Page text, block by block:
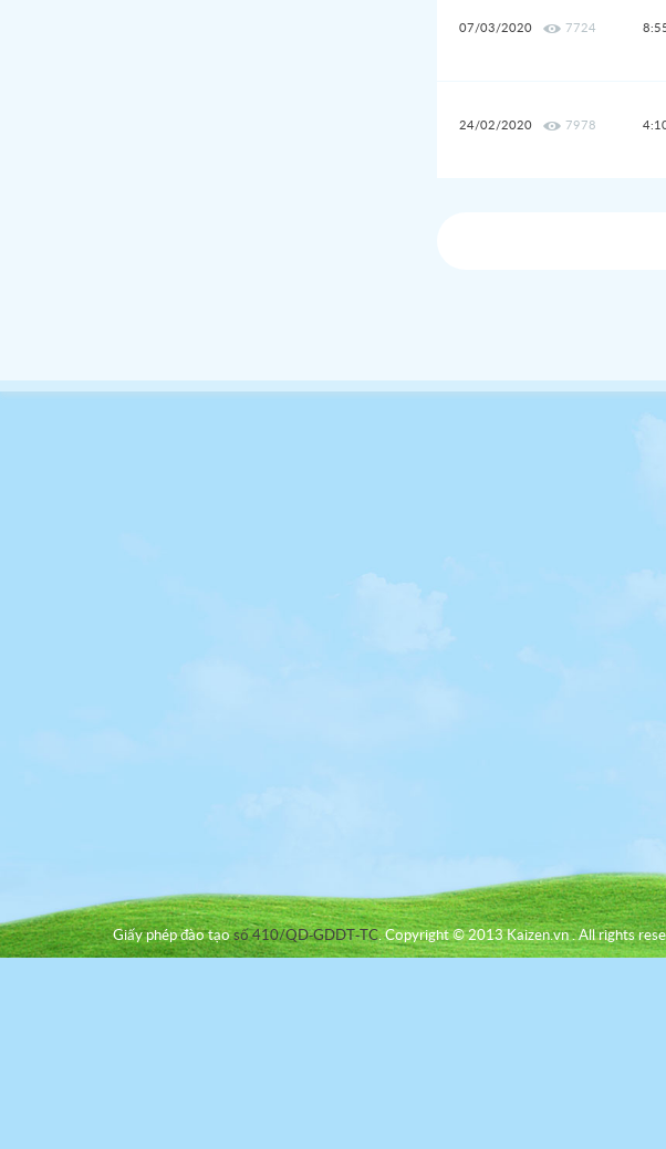
07/03/2020 7724
24/02/2020 7978
Giấy phép đào tạosố 410/QD-GDDT-TC. Copyright © 2013 Kaizen.vn . All rights